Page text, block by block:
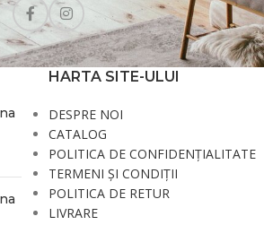
HARTA SITE-ULUI
DESPRE NOI
CATALOG
POLITICA DE CONFIDENȚIALITATE
TERMENI ȘI CONDIȚII
POLITICA DE RETUR
LIVRARE